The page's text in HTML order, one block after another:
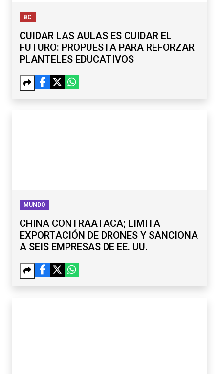
BC
CUIDAR LAS AULAS ES CUIDAR EL
FUTURO: PROPUESTA PARA REFORZAR
PLANTELES EDUCATIVOS
MUNDO
CHINA CONTRAATACA; LIMITA
EXPORTACIÓN DE DRONES Y SANCIONA
A SEIS EMPRESAS DE EE. UU.